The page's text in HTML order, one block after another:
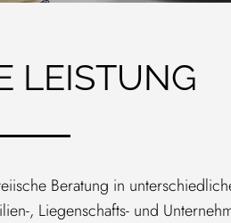
LEISTUNG
Beratung in
, Liegenschafts- und